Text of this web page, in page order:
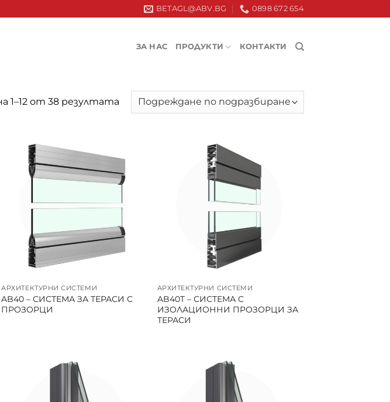
BETAGL@ABV.BG 0898 672 654
ЗА НАС ПРОДУКТИ КОНТАКТИ
1–12 от 38 резултата
АРХИТЕКТУРНИ СИСТЕМИ
AB40 – СИСТЕМА ЗА ТЕРАСИ С
ПРОЗОРЦИ
АРХИТЕКТУРНИ СИСТЕМИ
AB40T – СИСТЕМА С
ИЗОЛАЦИОННИ ПРОЗОРЦИ ЗА
ТЕРАСИ